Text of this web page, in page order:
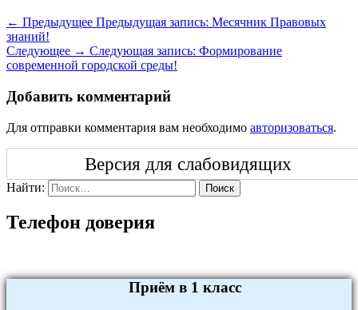
← Предыдущее Предыдущая запись: Месячник Правовых
знаний!
Следующее → Следующая запись: Формирование
современной городской среды!
Добавить комментарий
Для отправки комментария вам необходимо авторизоваться.
Версия для слабовидящих
Найти: Поиск
Телефон доверия
Приём в 1 класс